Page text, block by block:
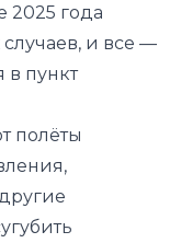
2025 года
и все —
в пункт
полёты